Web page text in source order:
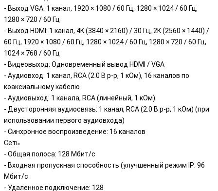
- Выход VGA: 1 канал, 1920 × 1080 / 60 Гц, 1280 × 1024 / 60 Гц,
1280 × 720 / 60 Гц
- Выход HDMI: 1 канал, 4K (3840 × 2160) / 30 Гц, 2K (2560 × 1440) /
60 Гц, 1920 × 1080 / 60 Гц, 1280 × 1024 / 60 Гц, 1280 × 720 / 60 Гц,
1024 × 768 / 60 Гц
- Видеовыход: Одновременный вывод HDMI / VGA
- Аудиовход: 1 канал, RCA (2.0 В p-p, 1 кОм), 16 каналов по
коаксиальному кабелю
- Аудиовыход: 1 канала, RCA (линейный, 1 кОм)
- Двусторонняя аудиосвязь: 1 канал, RCA (2.0 В p-p, 1 кОм) (при
использовании первого аудиовхода)
- Синхронное воспроизведение: 16 каналов
Сеть
- Общая полоса: 128 Мбит/с
- Входная пропускная способность (улучшенный режим IP: 96
Мбит/с
- Удаленное подключение: 128